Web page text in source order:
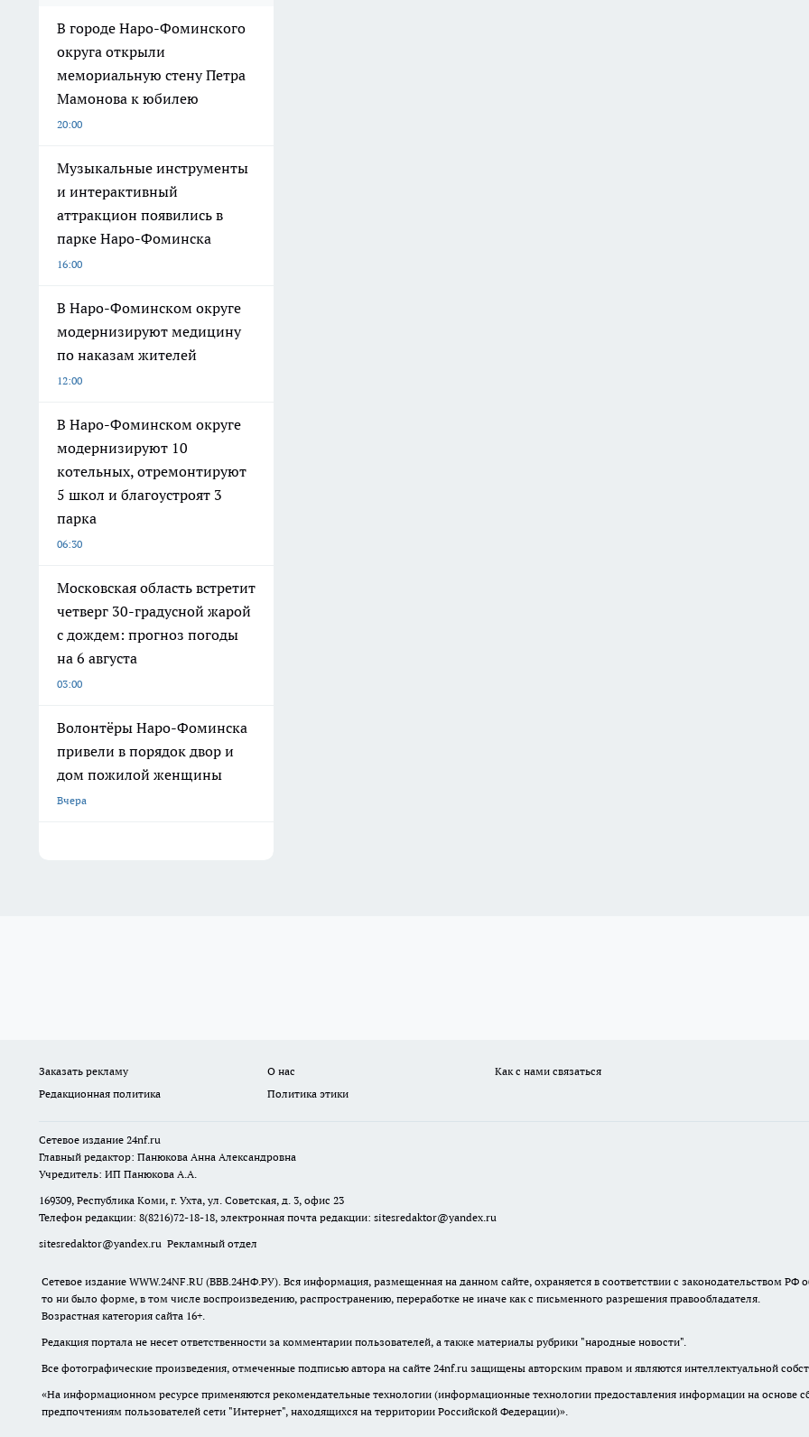
В городе Наро-Фоминского
округа открыли
мемориальную стену Петра
Мамонова к юбилею
20:00
Музыкальные инструменты
и интерактивный
аттракцион появились в
парке Наро-Фоминска
16:00
В Наро-Фоминском округе
модернизируют медицину
по наказам жителей
12:00
В Наро-Фоминском округе
модернизируют 10
котельных, отремонтируют
5 школ и благоустроят 3
парка
06:30
Московская область встретит
четверг 30-градусной жарой
с дождем: прогноз погоды
на 6 августа
03:00
Волонтёры Наро-Фоминска
привели в порядок двор и
дом пожилой женщины
Вчера
Заказать рекламу О нас
Как с нами связаться
Редакционная политика
Политика этики
Сетевое издание 24nf.ru
Главный редактор: Панюкова Анна Александровна
Учредитель: ИП Панюкова А.А.
169309, Республика Коми, г. Ухта, ул. Советская, д. 3, офис 23
Телефон редакции: 8(8216)72-18-18, электронная почта редакции: sitesredaktor@yandex.ru
sitesredaktor@yandex.ru Рекламный отдел
Сетевое издание WWW.24NF.RU (ВВВ.24НФ.РУ). Вся информация, размещенная на данном сайте, охраняется в соответствии с законодательством
то ни было форме, в том числе воспроизведению, распространению, переработке не иначе как с письменного разрешения правообладателя.
Возрастная категория сайта 16+.
Редакция портала не несет ответственности за комментарии пользователей, а также материалы рубрики "народные новости".
Все фотографические произведения, отмеченные подписью автора на сайте 24nf.ru защищены авторским правом и являются интеллектуальной
«На информационном ресурсе применяются рекомендательные технологии (информационные технологии предоставления информации на основе
предпочтениям пользователей сети "Интернет", находящихся на территории Российской Федерации)».